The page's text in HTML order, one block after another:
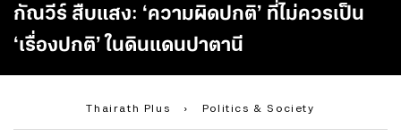
กัณวีร์ สืบแสง: ‘ความผิดปกติ’ ที่ไม่ควรเป็น
‘เรื่องปกติ’ ในดินแดนปาตานี
Thairath Plus › Politics & Society